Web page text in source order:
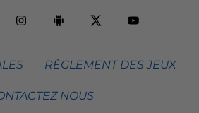
RÈGLEMENT DES JEUX
NOUS